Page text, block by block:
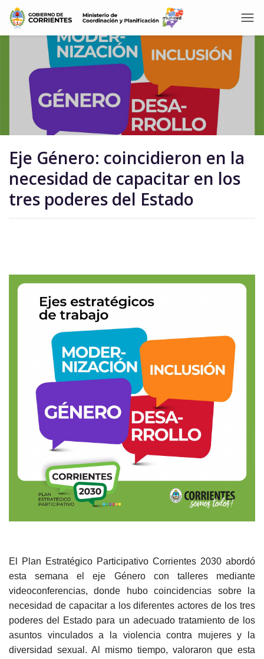
Eje Género: coincidieron en la
necesidad de capacitar en los
tres poderes del Estado
El Plan Estratégico Participativo Corrientes 2030 abordó
esta semana el eje Género con talleres mediante
videoconferencias, donde hubo coincidencias sobre la
necesidad de capacitar a los diferentes actores de los tres
poderes del Estado para un adecuado tratamiento de los
asuntos vinculados a la violencia contra mujeres y la
diversidad sexual. Al mismo tiempo, valoraron que esta